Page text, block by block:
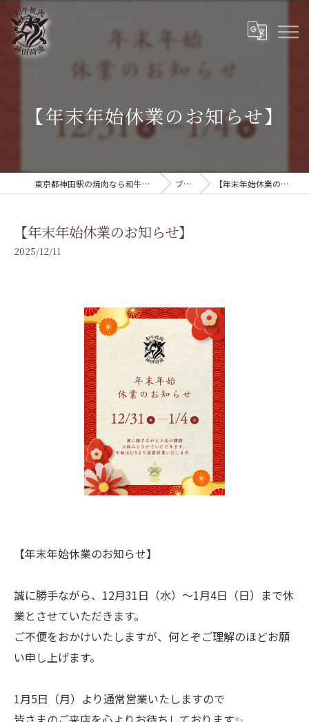
【年末年始休業のお知らせ】
東京都神田駅の焼肉なら和牛焼肉 神田時流 ブログ 【年末年始休業のお知らせ】
【年末年始休業のお知らせ】
2025/12/11
【年末年始休業のお知らせ】
誠に勝手ながら、12月31日（水）～1月4日（日）まで休
業とさせていただきます。
ご不便をおかけいたしますが、何とぞご理解のほどお願
い申し上げます。
1月5日（月）より通常営業いたしますので